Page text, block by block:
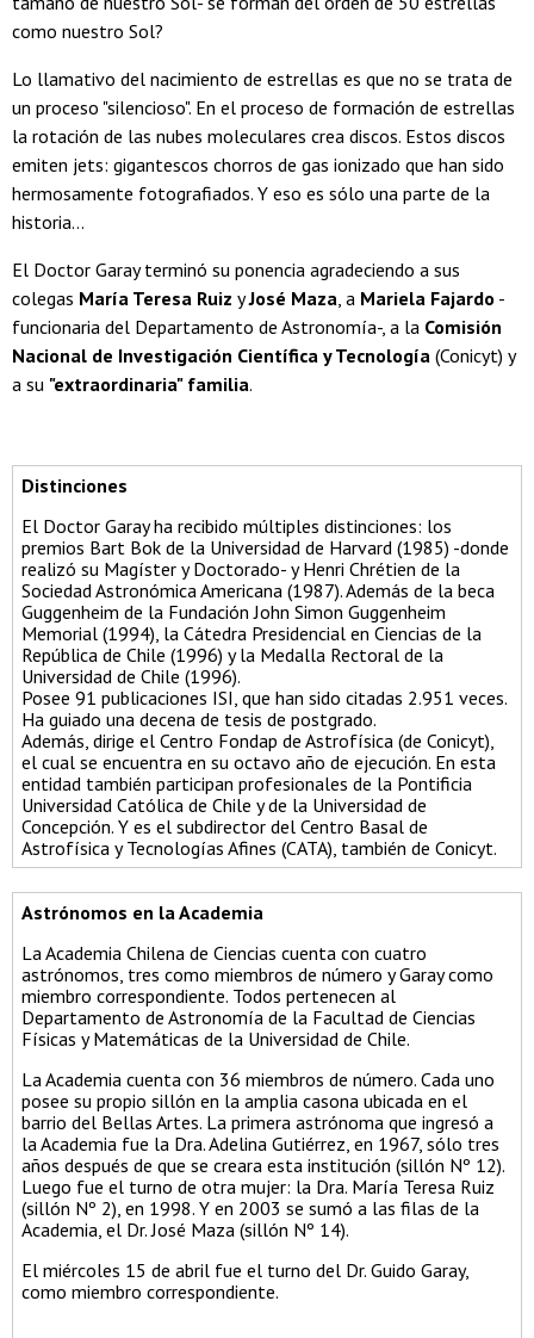
como nuestro Sol?
Lo llamativo del nacimiento de estrellas es que no se trata de
un proceso "silencioso". En el proceso de formación de estrellas
la rotación de las nubes moleculares crea discos. Estos discos
emiten jets: gigantescos chorros de gas ionizado que han sido
hermosamente fotografiados. Y eso es sólo una parte de la
historia...
El Doctor Garay terminó su ponencia agradeciendo a sus
colegas María Teresa Ruiz yJosé Maza, a Mariela Fajardo -
funcionaria del Departamento de Astronomía-, a la Comisión
Nacional de Investigación Científica y Tecnología (Conicyt) y
a su "extraordinaria" familia.
Distinciones
El Doctor Garay ha recibido múltiples distinciones: los
premios Bart Bok de la Universidad de Harvard (1985) -donde
realizó su Magíster y Doctorado- y Henri Chrétien de la
Sociedad Astronómica Americana (1987). Además de la beca
Guggenheim de la Fundación John Simon Guggenheim
Memorial (1994), la Cátedra Presidencial en Ciencias de la
República de Chile (1996) y la Medalla Rectoral de la
Universidad de Chile (1996).
Posee 91 publicaciones ISI, que han sido citadas 2.951 veces.
Ha guiado una decena de tesis de postgrado.
Además, dirige el Centro Fondap de Astrofísica (de Conicyt),
el cual se encuentra en su octavo año de ejecución. En esta
entidad también participan profesionales de la Pontificia
Universidad Católica de Chile y de la Universidad de
Concepción. Y es el subdirector del Centro Basal de
Astrofísica y Tecnologías Afines (CATA), también de Conicyt.
Astrónomos en la Academia
La Academia Chilena de Ciencias cuenta con cuatro
astrónomos, tres como miembros de número y Garay como
miembro correspondiente. Todos pertenecen al
Departamento de Astronomía de la Facultad de Ciencias
Físicas y Matemáticas de la Universidad de Chile.
La Academia cuenta con 36 miembros de número. Cada uno
posee su propio sillón en la amplia casona ubicada en el
barrio del Bellas Artes. La primera astrónoma que ingresó a
la Academia fue la Dra. Adelina Gutiérrez, en 1967, sólo tres
años después de que se creara esta institución (sillón Nº 12).
Luego fue el turno de otra mujer: la Dra. María Teresa Ruiz
(sillón Nº 2), en 1998. Y en 2003 se sumó a las filas de la
Academia, el Dr. José Maza (sillón Nº 14).
El miércoles 15 de abril fue el turno del Dr. Guido Garay,
como miembro correspondiente.